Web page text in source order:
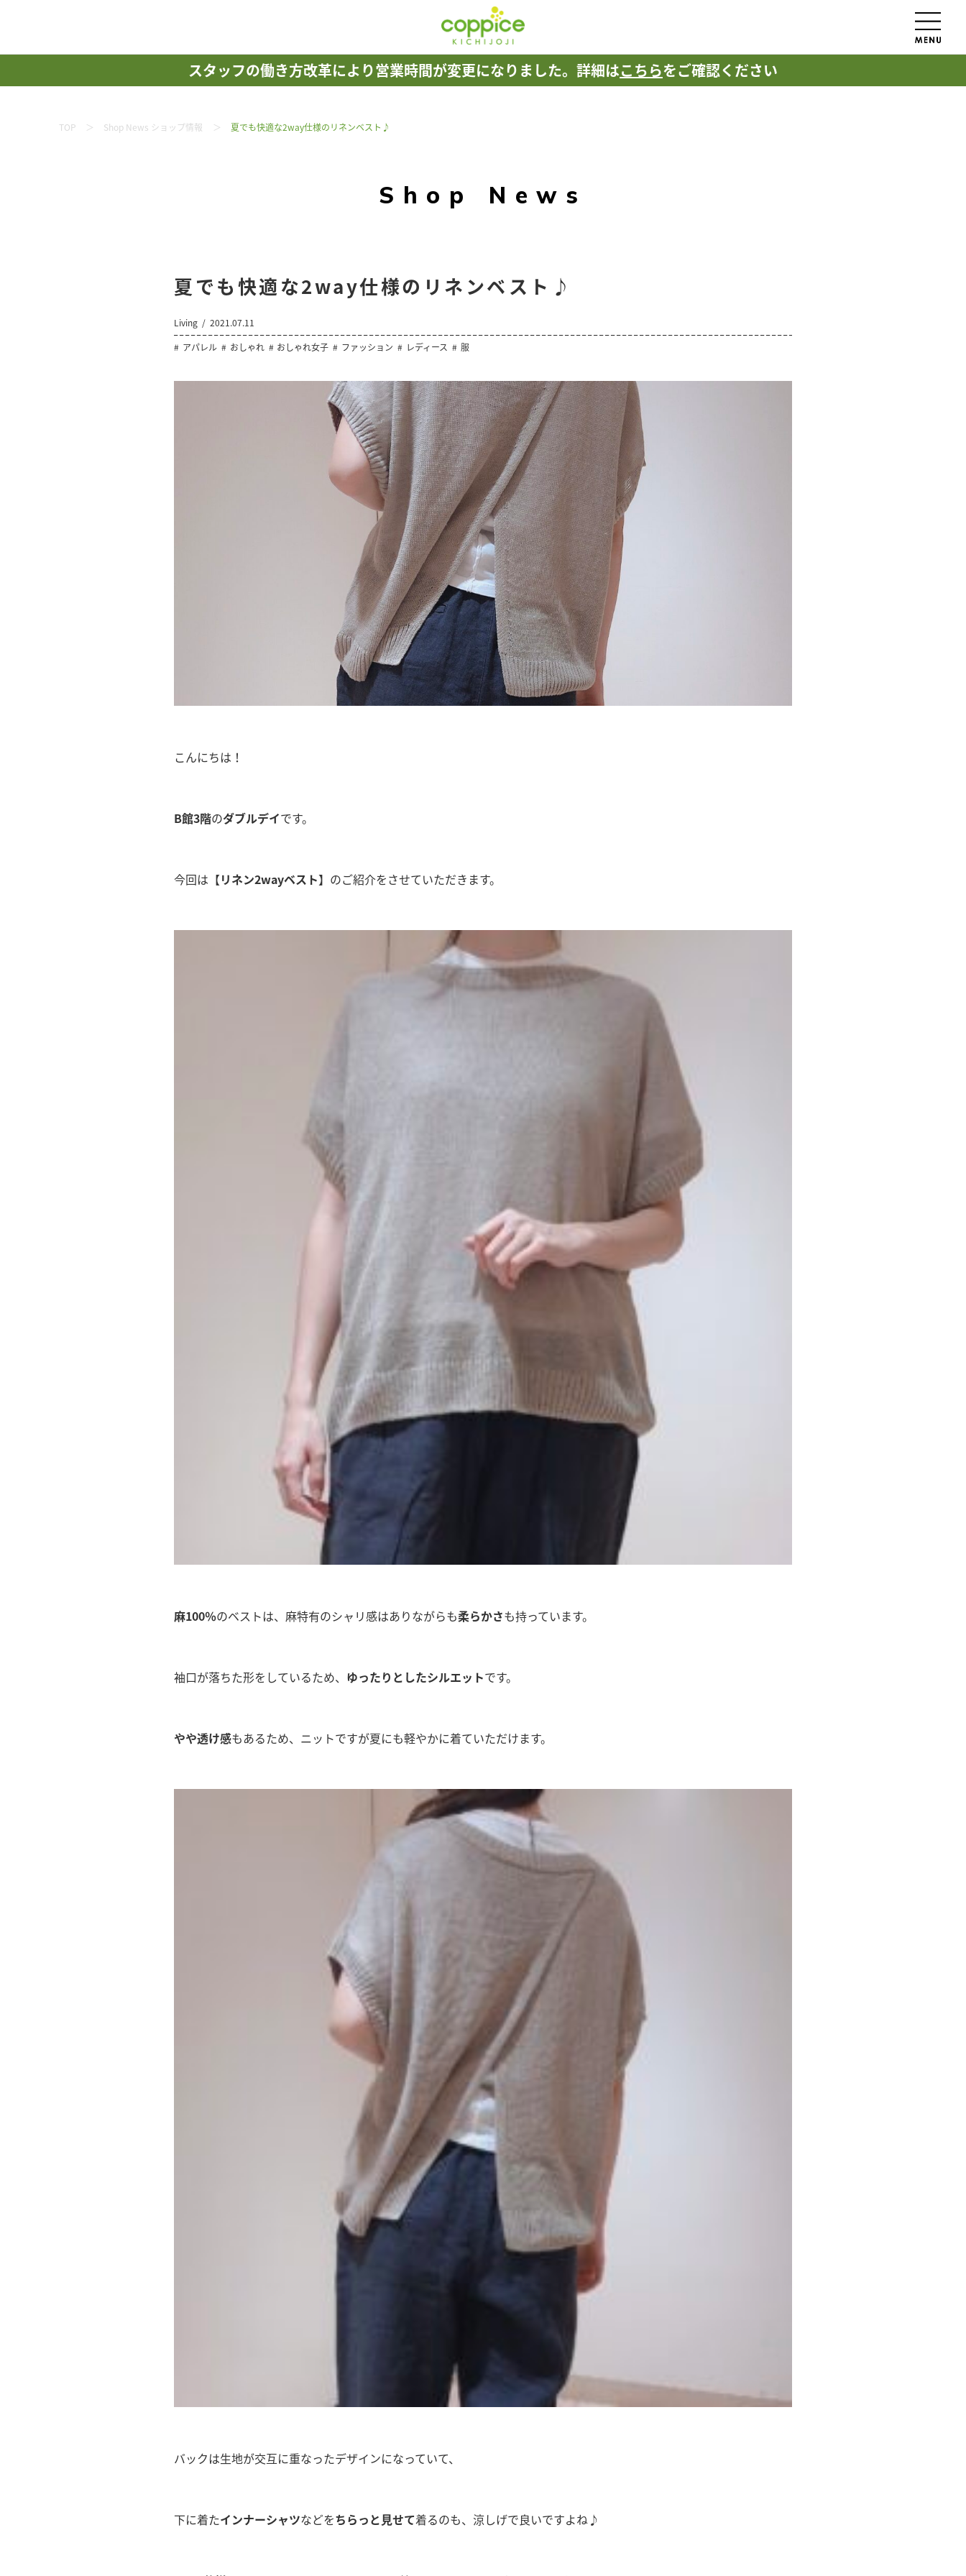
スタッフの働き方改革により営業時間が変更になりました。 詳細はこちらをご確認ください
TOP Shop News ショップ情報 夏でも快適な2way仕様のリネンベスト♪
Shop News
夏でも快適な2way仕様のリネンベスト♪
Living
2021.07.11
アパレル
おしゃれ おしゃれ女子 ファッション レディース 服
こんにちは！
B館3階のダブルデイです。
今回は【リネン2wayベスト】のご紹介をさせていただきます。
麻100％のベストは、麻特有のシャリ感はありながらも柔らかさも持っています。
袖口が落ちた形をしているため、 ゆったりとしたシルエットです。
やや透け感もあるため、ニットですが夏にも軽やかに着ていただけます。
バックは生地が交互に重なったデザインになっていて、
下に着たインナーシャツなどをちらっと見せて着るのも、涼しげで良いですよね♪